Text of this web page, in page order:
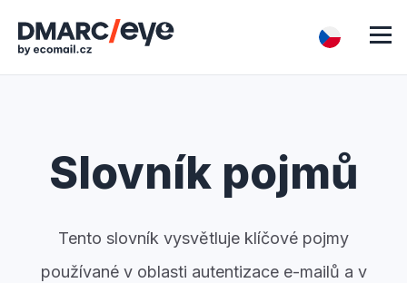
Slovník pojmů
Tento slovník vysvětluje klíčové pojmy
používané v oblasti autentizace e-mailů a v